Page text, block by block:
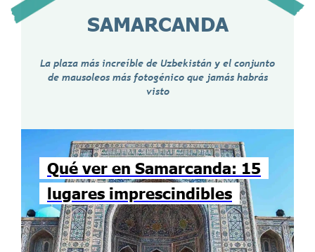
SAMARCANDA
La plaza más increíble de Uzbekistán y el conjunto
de mausoleos más fotogénico que jamás habrás
visto
Qué ver en Samarcanda: 15
lugares imprescindibles